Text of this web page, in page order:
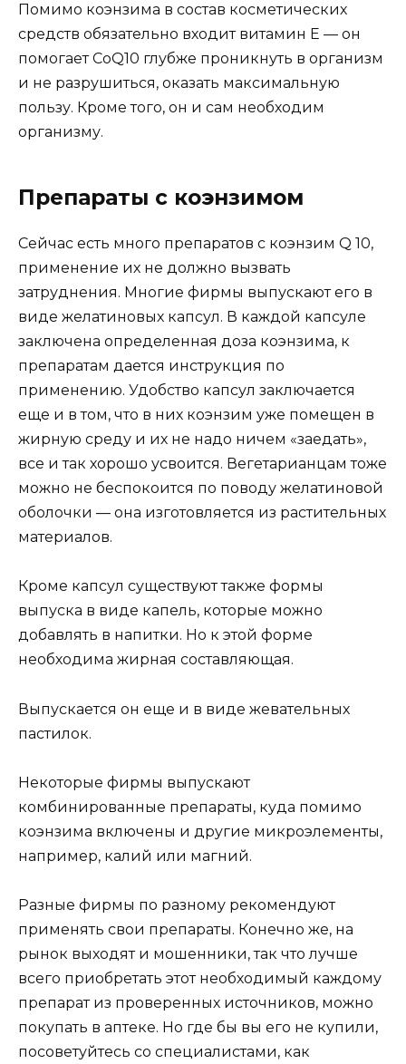
Помимо коэнзима в состав косметических
средств обязательно входит витамин Е — он
помогает CoQ10 глубже проникнуть в организм
и не разрушиться, оказать максимальную
пользу. Кроме того, он и сам необходим
организму.
Препараты с коэнзимом
Сейчас есть много препаратов с коэнзим Q 10,
применение их не должно вызвать
затруднения. Многие фирмы выпускают его в
виде желатиновых капсул. В каждой капсуле
заключена определенная доза коэнзима, к
препаратам дается инструкция по
применению. Удобство капсул заключается
еще и в том, что в них коэнзим уже помещен в
жирную среду и их не надо ничем «заедать»,
все и так хорошо усвоится. Вегетарианцам тоже
можно не беспокоится по поводу желатиновой
оболочки — она изготовляется из растительных
материалов.
Кроме капсул существуют также формы
выпуска в виде капель, которые можно
добавлять в напитки. Но к этой форме
необходима жирная составляющая.
Выпускается он еще и в виде жевательных
пастилок.
Некоторые фирмы выпускают
комбинированные препараты, куда помимо
коэнзима включены и другие микроэлементы,
например, калий или магний.
Разные фирмы по разному рекомендуют
применять свои препараты. Конечно же, на
рынок выходят и мошенники, так что лучше
всего приобретать этот необходимый каждому
препарат из проверенных источников, можно
покупать в аптеке. Но где бы вы его не купили,
посоветуйтесь со специалистами, как